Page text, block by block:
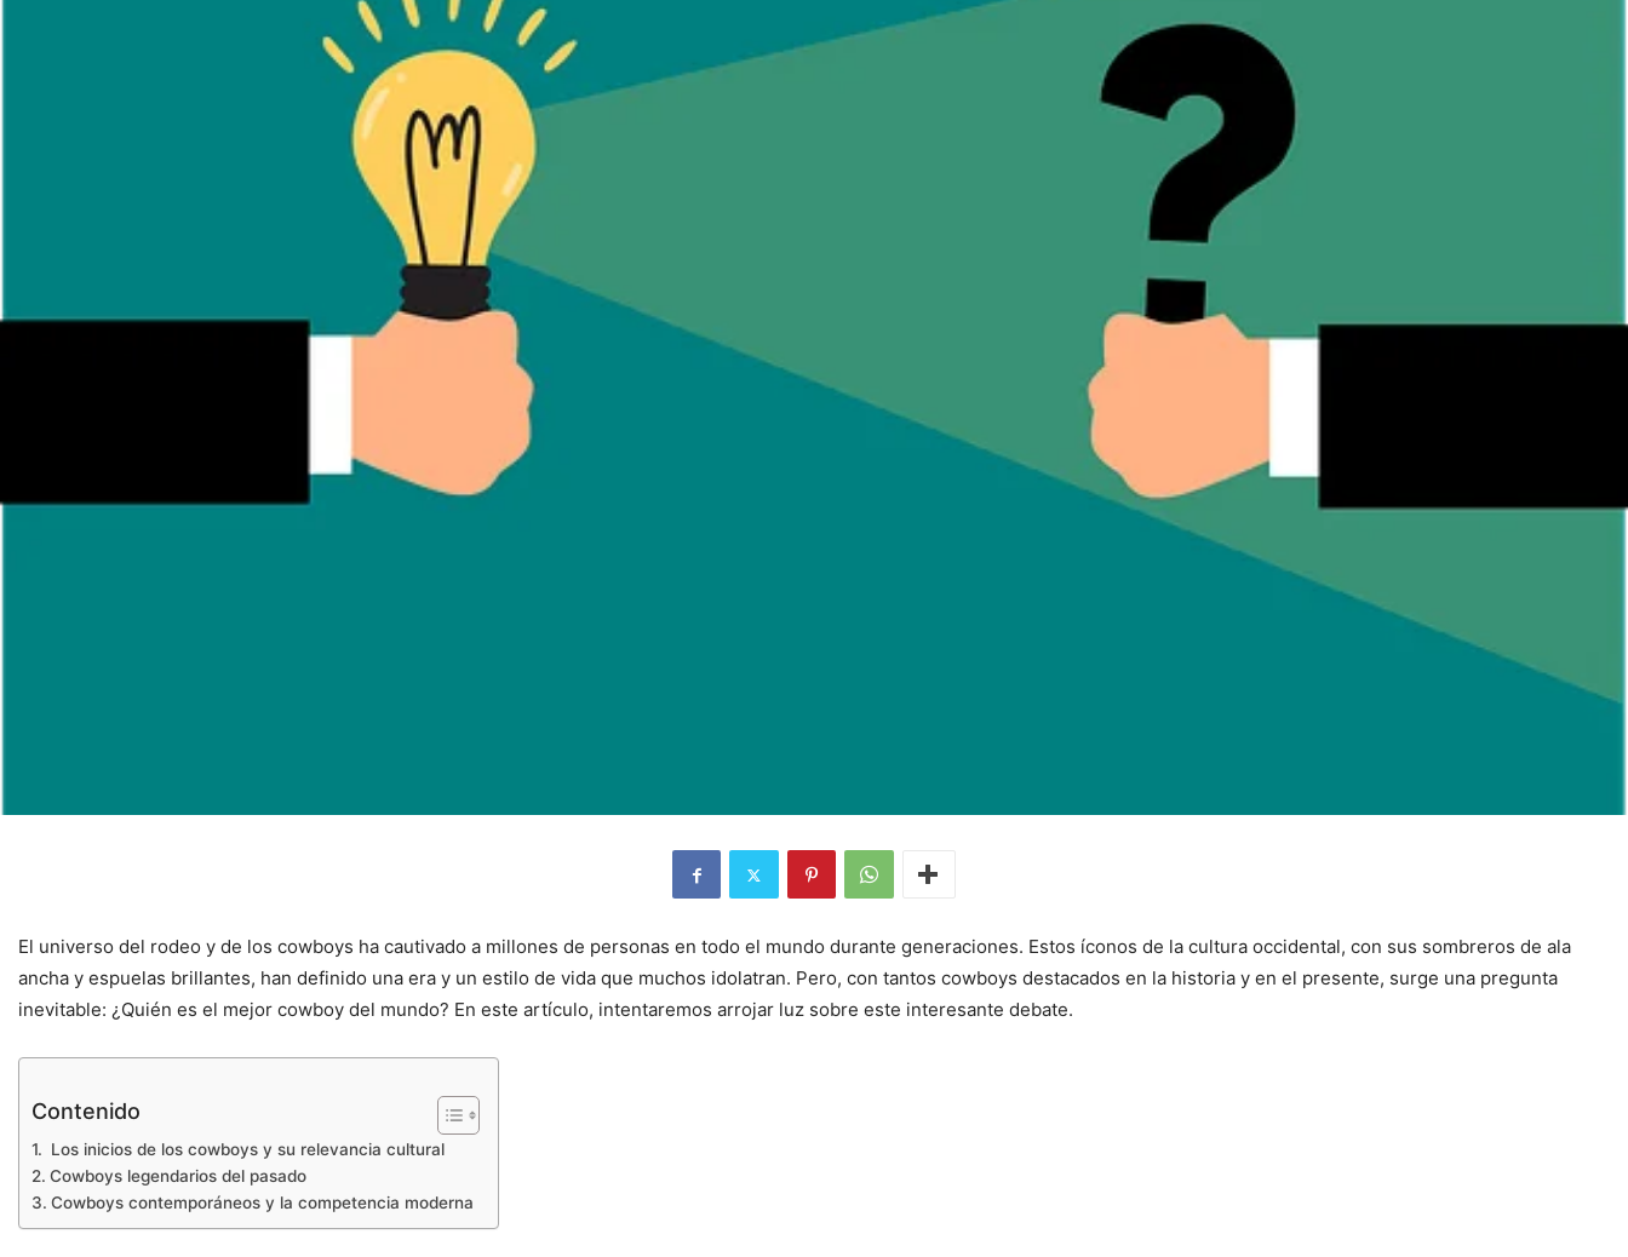
El universo del rodeo y de los cowboys ha cautivado a millones de personas en todo el mundo durante generaciones. Estos íconos de la cultura occidental, con sus sombreros de ala
ancha y espuelas brillantes, han definido una era y un estilo de vida que muchos idolatran. Pero, con tantos cowboys destacados en la historia y en el presente, surge una pregunta
inevitable: ¿Quién es el mejor cowboy del mundo? En este artículo, intentaremos arrojar luz sobre este interesante debate.
Contenido
Los inicios de los cowboys y su relevancia cultural
Cowboys legendarios del pasado
Cowboys contemporáneos y la competencia moderna